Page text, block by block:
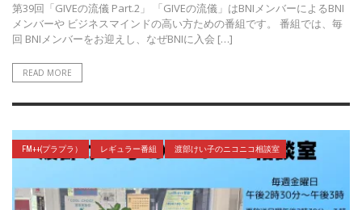
第39回「GIVEの流儀 Part.2」 「GIVEの流儀」はBNIメンバーによるBNI
メンバーや ビジネスマインドの高い方ための番組です。 番組では、毎
回 BNIメンバーをお迎えし、なぜBNIに入会 […]
READ MORE
FM++(プラプラ） レギュラー番組 渡部けい子のニコニコ相談室